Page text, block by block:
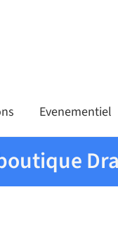
Evenementiel